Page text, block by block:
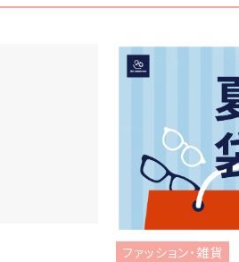
ファッション・雑貨